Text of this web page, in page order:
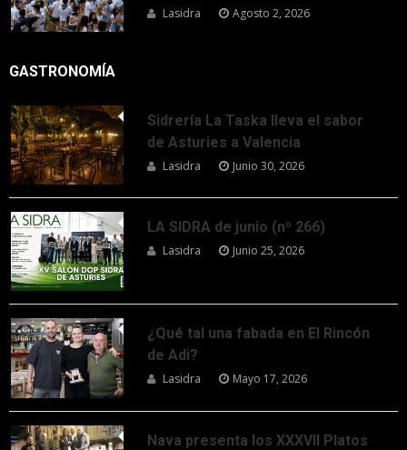
Lasidra Agosto 2, 2026
GASTRONOMÍA
Sidrería La Taska lleva el sabor
de Asturies a Valencia
Lasidra Junio 30, 2026
LA SIDRA de junio (nº 266)
Lasidra Junio 25, 2026
¿Qué tal una fabada en El Rincón
de Adi?
Lasidra Mayo 17, 2026
Nava presenta los XXXVII Platos